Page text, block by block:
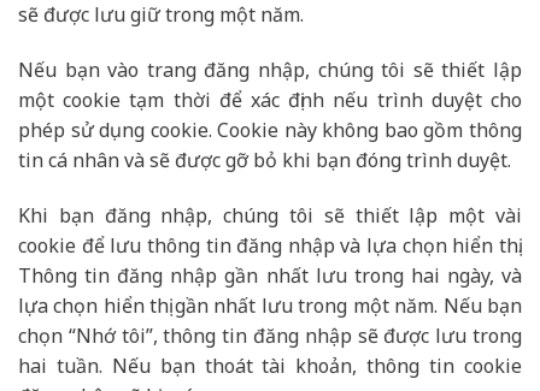
sẽ được lưu giữ trong một năm.
Nếu bạn vào trang đăng nhập, chúng tôi sẽ thiết lập
một cookie tạm thời để xác định nếu trình duyệt cho
phép sử dụng cookie. Cookie này không bao gồm thông
tin cá nhân và sẽ được gỡ bỏ khi bạn đóng trình duyệt.
Khi bạn đăng nhập, chúng tôi sẽ thiết lập một vài
cookie để lưu thông tin đăng nhập và lựa chọn hiển thị.
Thông tin đăng nhập gần nhất lưu trong hai ngày, và
lựa chọn hiển thị gần nhất lưu trong một năm. Nếu bạn
chọn “Nhớ tôi”, thông tin đăng nhập sẽ được lưu trong
hai tuần. Nếu bạn thoát tài khoản, thông tin cookie